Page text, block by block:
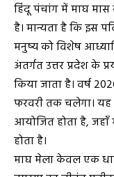
हिंदू पंचांग में माघ
है। मान्यता है कि इस
मनुष्य को विशेष
अंतर्गत उत्तर प्रदेश के
किया जाता है। वर्ष
फरवरी तक चलेगा।
आयोजित होता है,
होता है।
माघ मेला केवल एक